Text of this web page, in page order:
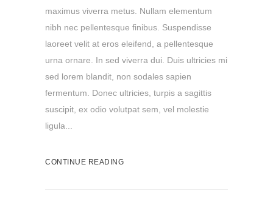
maximus viverra metus. Nullam elementum
nibh nec pellentesque finibus. Suspendisse
laoreet velit at eros eleifend, a pellentesque
urna ornare. In sed viverra dui. Duis ultricies mi
sed lorem blandit, non sodales sapien
fermentum. Donec ultricies, turpis a sagittis
suscipit, ex odio volutpat sem, vel molestie
ligula...
CONTINUE READING